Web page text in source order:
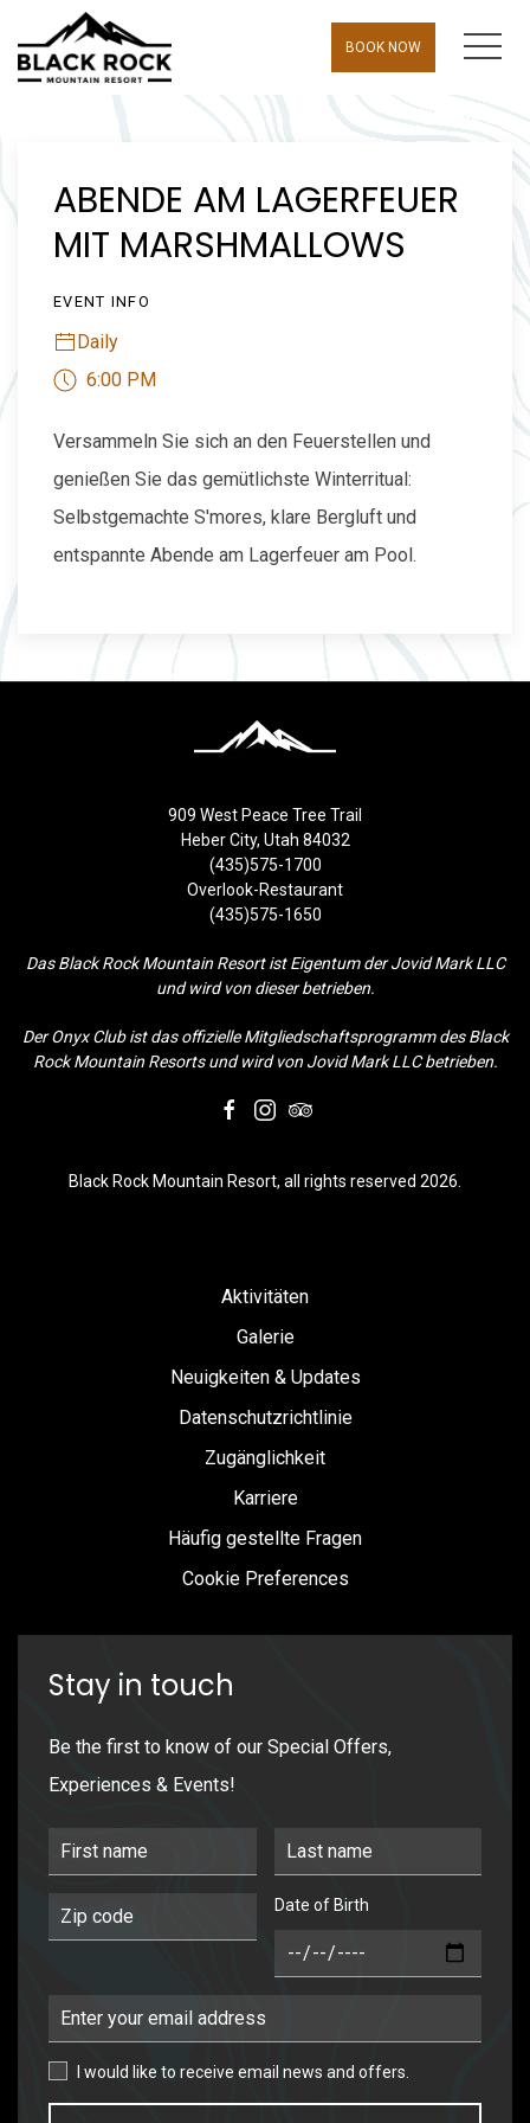
BOOK NOW MENU
ABENDE AM LAGERFEUER
MIT MARSHMALLOWS
EVENT INFO
Daily
6:00 PM
Versammeln Sie sich an den Feuerstellen und
genießen Sie das gemütlichste Winterritual:
Selbstgemachte S'mores, klare Bergluft und
entspannte Abende am Lagerfeuer am Pool.
909 West Peace Tree Trail
Heber City, Utah 84032
(435)575-1700
Overlook-Restaurant
(435)575-1650
Das Black Rock Mountain Resort ist Eigentum der Jovid Mark LLC
und wird von dieser betrieben.
Der Onyx Club ist das offizielle Mitgliedschaftsprogramm des Black
Rock Mountain Resorts und wird von Jovid Mark LLC betrieben.
facebookinstagramtripadvisor
Black Rock Mountain Resort, all rights reserved 2026.
Aktivitäten
Galerie
Neuigkeiten & Updates
Datenschutzrichtlinie
Zugänglichkeit
Karriere
Häufig gestellte Fragen
Cookie Preferences
Stay in touch
Be the first to know of our Special Offers,
Experiences & Events!
First Name Last Name
Postal Code DOB
Date of Birth
Email Address
I would like to receive email news and offers.
I would like to receive email news and offers.